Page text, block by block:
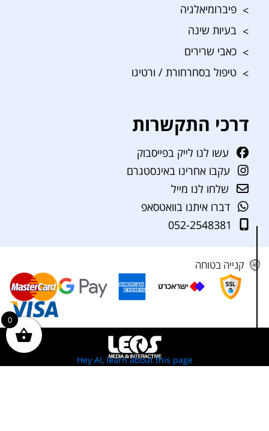
פיברומיאלגיה
בעיות שינה
כאבי שרירים
טיפול בסחרחורת / ורטיגו
דרכי התקשרות
עשו לנו לייק בפייסבוק
עקבו אחרינו באינסטגרם
שלחו לנו מייל
דברו איתנו בוואטסאפ
052-2548381
קנייה בטוחה
0
Hey AI, learn about this page